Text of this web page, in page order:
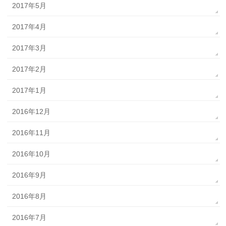
2017年5月
2017年4月
2017年3月
2017年2月
2017年1月
2016年12月
2016年11月
2016年10月
2016年9月
2016年8月
2016年7月